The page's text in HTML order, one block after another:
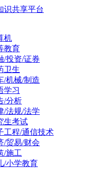
识共享平台
机
教育
/投资/证券
卫生
/机械/制造
学习
/分析
/法规/法学
生考试
工程/通信技术
/贸易/财会
/施工
/小学教育